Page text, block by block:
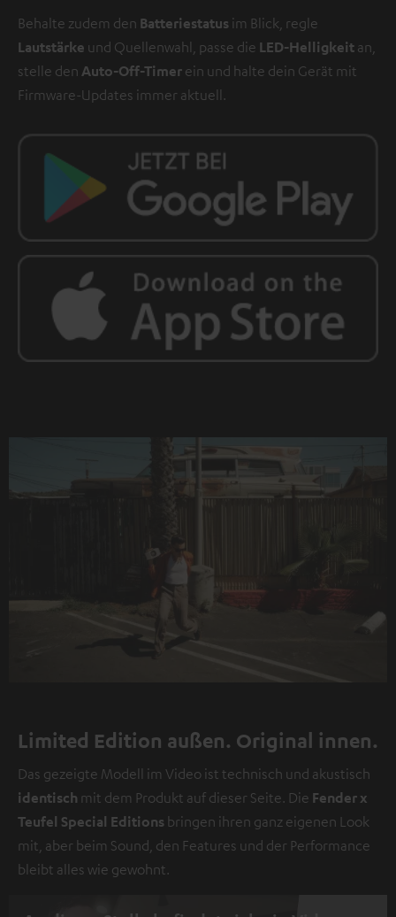
Behalte zudem den Batteriestatus im Blick, regle
Lautstärke und Quellenwahl, passe die LED-Helligkeit an,
stelle den Auto-Off-Timer ein und halte dein Gerät mit
Firmware-Updates immer aktuell.
Limited Edition außen. Original innen.
Das gezeigte Modell im Video ist technisch und akustisch
identisch mit dem Produkt auf dieser Seite. Die Fender x
Teufel Special Editions bringen ihren ganz eigenen Look
mit, aber beim Sound, den Features und der Performance
bleibt alles wie gewohnt.